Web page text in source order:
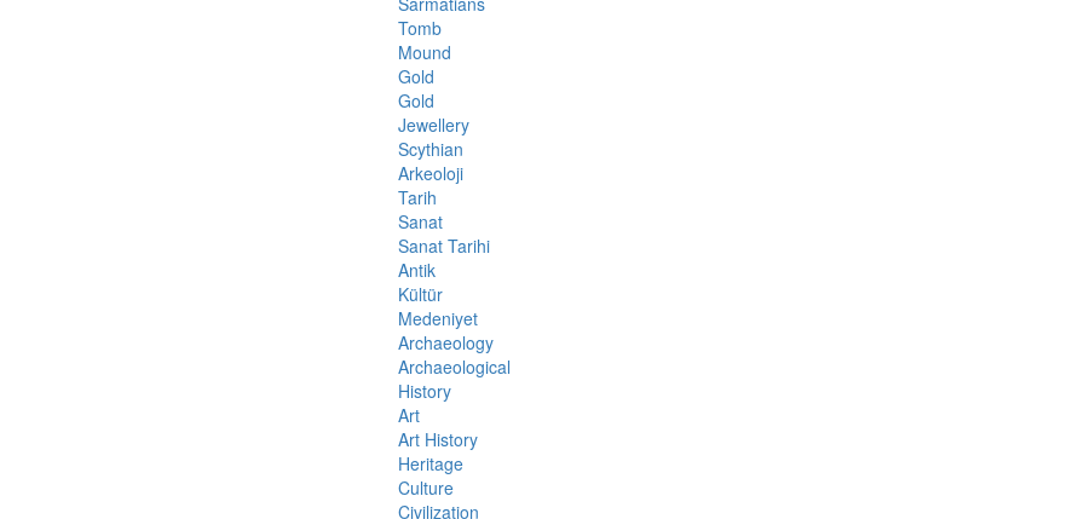
Tomb
Mound
Gold
Gold
Jewellery
Scythian
Arkeoloji
Tarih
Sanat
Sanat Tarihi
Antik
Kültür
Medeniyet
Archaeology
Archaeological
History
Art
Art History
Heritage
Culture
Civilization